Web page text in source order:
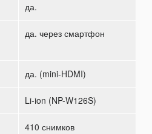
да.
да. через смартфон
да. (mini-HDMI)
Li-ion (NP-W126S)
410 снимков